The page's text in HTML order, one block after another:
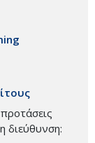
διεύθυνση: